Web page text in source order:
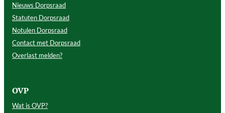
Nieuws Dorpsraad
Statuten Dorpsraad
Notulen Dorpsraad
Contact met Dorpsraad
Overlast melden?
OVP
Wat is OVP?